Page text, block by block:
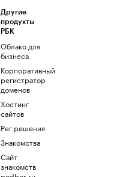
Другие
продукты
РБК
Облако для
бизнеса
Корпоративный
регистратор
доменов
Хостинг
сайтов
Рег.решения
Знакомства
Сайт
знакомств